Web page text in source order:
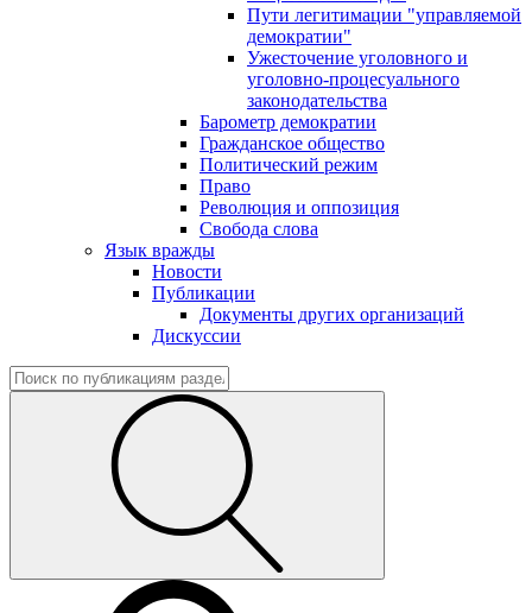
Пути легитимации "управляемой
демократии"
Ужесточение уголовного и
уголовно-процесуального
законодательства
Барометр демократии
Гражданское общество
Политический режим
Право
Революция и оппозиция
Свобода слова
Язык вражды
Новости
Публикации
Документы других организаций
Дискуссии